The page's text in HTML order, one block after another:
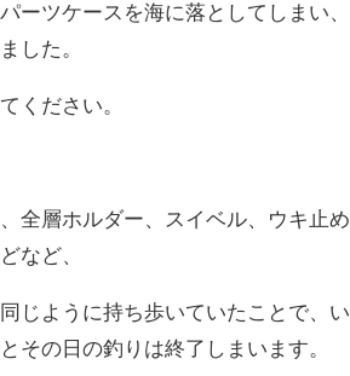
ーツケースを海に落としてしまい、
した。
ください。
全層ホルダー、スイベル、ウキ止め
など、
じように持ち歩いていたことで、い
その日の釣りは終了しまいます。